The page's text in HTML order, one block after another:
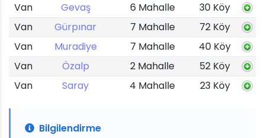
Van
Gevaş 6 Mahalle
30 Köy
Van
Gürpınar 7 Mahalle
72 Köy
Van
Muradiye 7 Mahalle
40 Köy
Van
Özalp 2 Mahalle
52 Köy
Van
Saray 4 Mahalle 23 Köy
Bilgilendirme